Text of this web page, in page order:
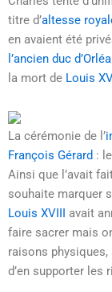
titre d’altesse
en avaient été
l’ancien duc
la mort de Louis
La cérémonie de l’
François Gérard :
Ainsi que l’avait
souhaite marquer
Louis XVIII avait
faire sacrer mais
raisons
d’en supporter les